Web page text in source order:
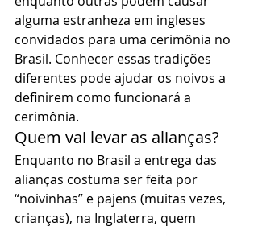
alguma estranheza em ingleses
convidados para uma cerimônia no
Brasil. Conhecer essas tradições
diferentes pode ajudar os noivos a
definirem como funcionará a
cerimônia.
Quem vai levar as alianças?
Enquanto no Brasil a entrega das
alianças costuma ser feita por
“noivinhas” e pajens (muitas vezes,
crianças), na Inglaterra, quem